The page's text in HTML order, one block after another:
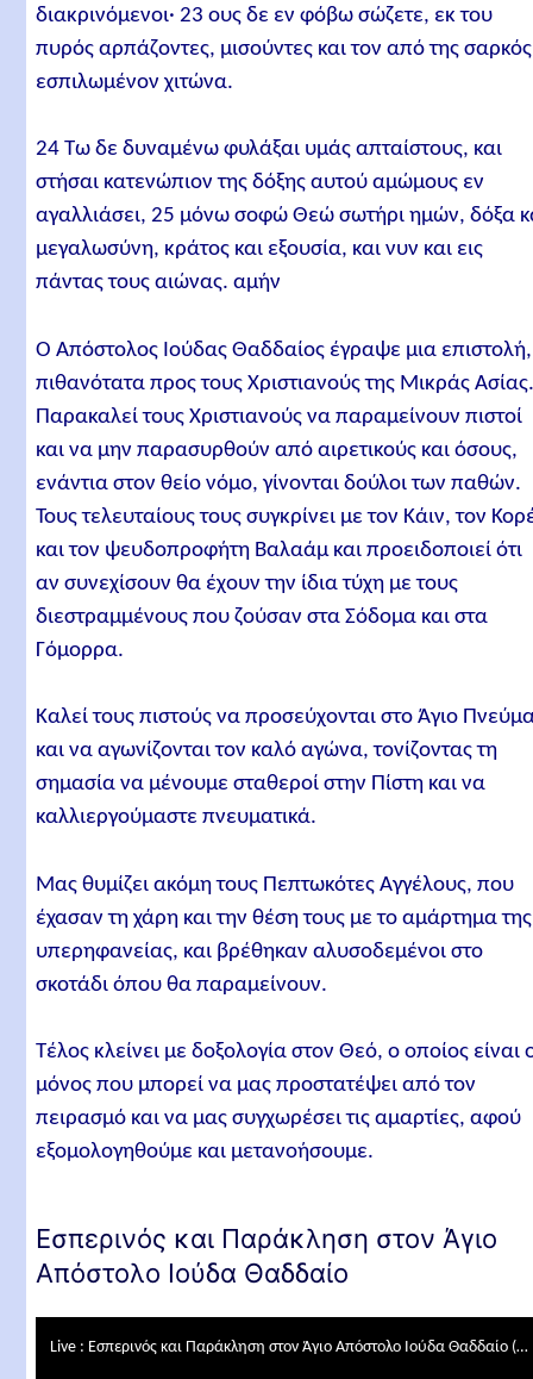
διακρινόμενοι· 23 ους δε εν φόβω σώζετε, εκ του
πυρός αρπάζοντες, μισούντες και τον από της σαρκός
εσπιλωμένον χιτώνα.
24 Τω δε δυναμένω φυλάξαι υμάς απταίστους, και
στήσαι κατενώπιον της δόξης αυτού αμώμους εν
αγαλλιάσει, 25 μόνω σοφώ Θεώ σωτήρι ημών, δόξα
μεγαλωσύνη, κράτος και εξουσία, και νυν και εις
πάντας τους αιώνας. αμήν
Ο Απόστολος Ιούδας Θαδδαίος έγραψε μια επιστολή,
πιθανότατα προς τους Χριστιανούς της Μικράς
Παρακαλεί τους Χριστιανούς να παραμείνουν πιστοί
και να μην παρασυρθούν από αιρετικούς και όσους,
ενάντια στον θείο νόμο, γίνονται δούλοι των παθών.
Τους τελευταίους τους συγκρίνει με τον Κάιν, τον
και τον ψευδοπροφήτη Βαλαάμ και προειδοποιεί ότι
αν συνεχίσουν θα έχουν την ίδια τύχη με τους
διεστραμμένους που ζούσαν στα Σόδομα και στα
Γόμορρα.
Καλεί τους πιστούς να προσεύχονται στο Άγιο
και να αγωνίζονται τον καλό αγώνα, τονίζοντας τη
σημασία να μένουμε σταθεροί στην Πίστη και να
καλλιεργούμαστε πνευματικά.
Μας θυμίζει ακόμη τους Πεπτωκότες Αγγέλους, που
έχασαν τη χάρη και την θέση τους με το αμάρτημα της
υπερηφανείας, και βρέθηκαν αλυσοδεμένοι στο
σκοτάδι όπου θα παραμείνουν.
Τέλος κλείνει με δοξολογία στον Θεό, ο οποίος είναι
μόνος που μπορεί να μας προστατέψει από τον
πειρασμό και να μας συγχωρέσει τις αμαρτίες, αφού
εξομολογηθούμε και μετανοήσουμε.
Εσπερινός και Παράκληση στον Άγιο
Απόστολο Ιούδα Θαδδαίο
Live : Εσπερινός και Παράκληση στον Άγιο Απόστολο Ιούδα Θαδδαίο (10/1/2021)